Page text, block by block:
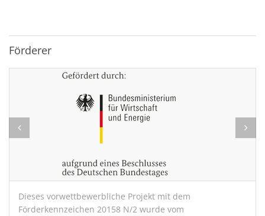
Förderer
Dieses vorwettbewerbliche Projekt mit dem
Förderkennzeichen 20158 N/2 wurde vom